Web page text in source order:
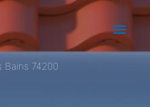
Bains 74200